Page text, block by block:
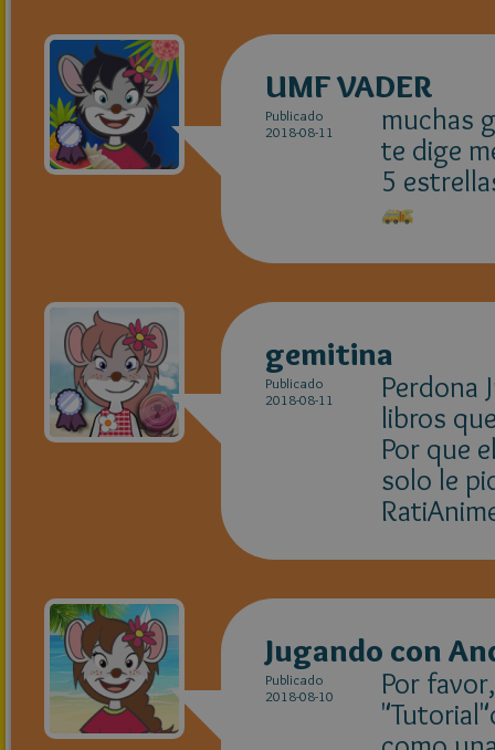
UMF VADER
Publicado
2018-08-11
muchas
te dige
5
gemitina
Publicado
2018-08-11
Perdona
libros
Por que
solo le
Jugando con
Publicado
2018-08-10
Por